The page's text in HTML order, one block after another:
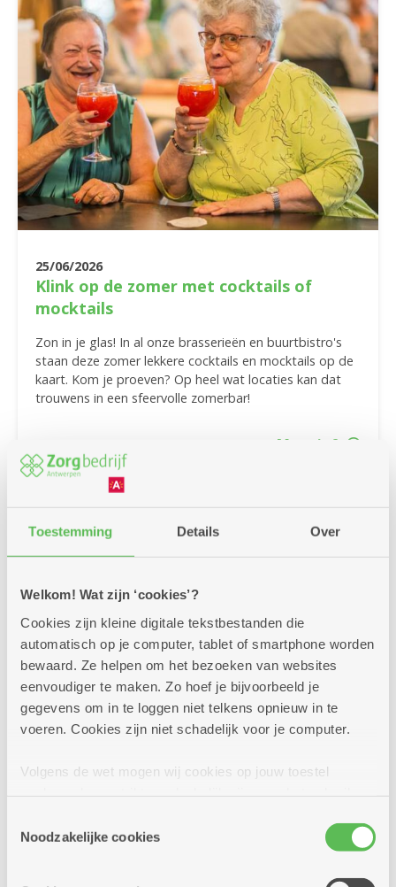
Toestemming Details Over
Welkom! Wat zijn ‘cookies’?
Cookies zijn kleine digitale tekstbestanden die
automatisch op je computer, tablet of smartphone worden
bewaard. Ze helpen om het bezoeken van websites
eenvoudiger te maken. Zo hoef je bijvoorbeeld je
gegevens om in te loggen niet telkens opnieuw in te
voeren. Cookies zijn niet schadelijk voor je computer.
Volgens de wet mogen wij cookies op jouw toestel
cookies hebben we jouw toestemming nodig. Sommige
cookies worden geplaatst door derde partijen die een
Noodzakelijke cookies
25/06/2026
Klink op de zomer met cocktails of
mocktails
Zon in je glas! In al onze brasserieën en buurtbistro's
staan deze zomer lekkere cocktails en mocktails op de
kaart. Kom je proeven? Op heel wat locaties kan dat
trouwens in een sfeervolle zomerbar!
Meer info
fotozoektocht
Fiets langs 27 brasserieën en buurtbistro's en match de